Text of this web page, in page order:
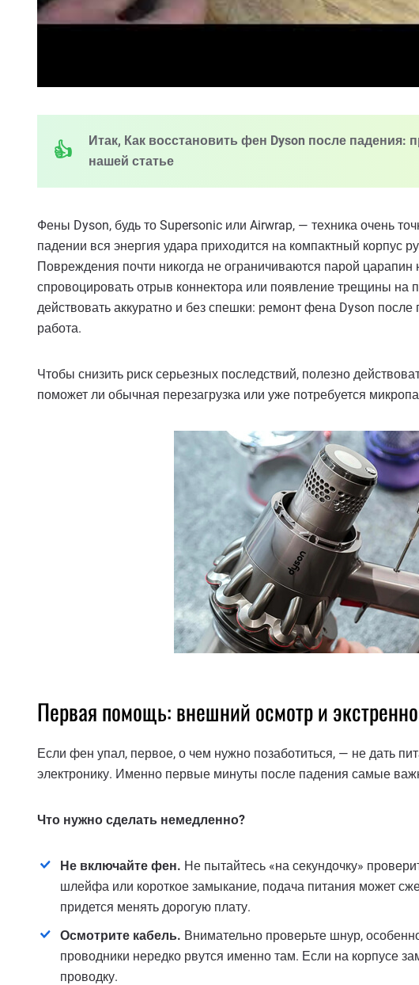
Итак, Как восстановить фен Dyson после падения:
нашей статье
Фены Dyson, будь то Supersonic или Airwrap, — техника очень
падении вся энергия удара приходится на компактный корпус
Повреждения почти никогда не ограничиваются парой
спровоцировать отрыв коннектора или появление трещины на
действовать аккуратно и без спешки: ремонт фена Dyson
работа.
Чтобы снизить риск серьезных последствий, полезно
поможет ли обычная перезагрузка или уже потребуется
Первая помощь: внешний осмотр и
Если фен упал, первое, о чем нужно позаботиться, — не дать
электронику. Именно первые минуты после падения самые
Что нужно сделать немедленно?
Не включайте фен. Не пытайтесь «на секундочку»
шлейфа или короткое замыкание, подача питания может
придется менять дорогую плату.
Осмотрите кабель. Внимательно проверьте шнур,
проводники нередко рвутся именно там. Если на корпусе
проводку.